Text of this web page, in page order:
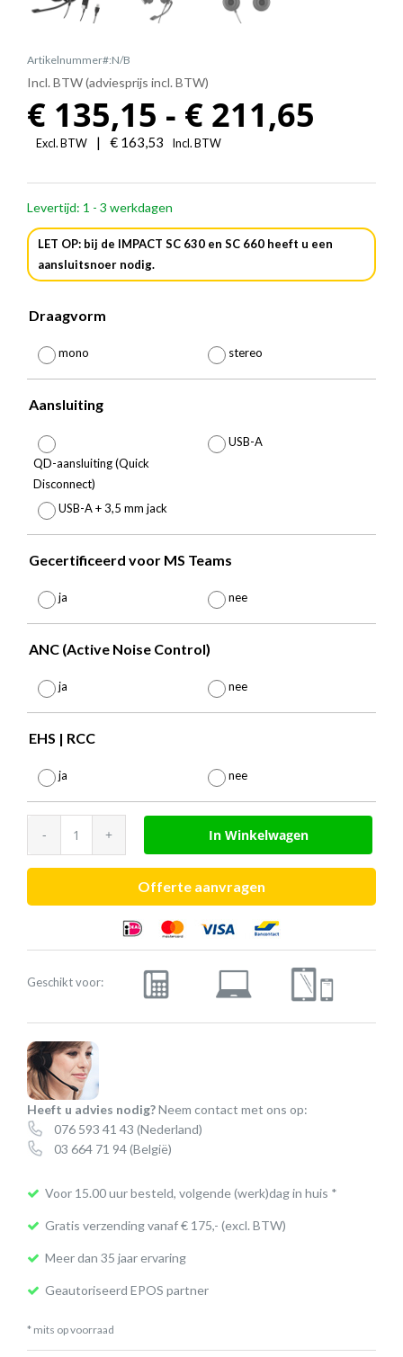
Artikelnummer#:N/B
Incl. BTW (adviesprijs incl. BTW)
€ 135,15 - € 211,65
tot
Excl. BTW | € 163,53 Incl. BTW
Levertijd: 1 - 3 werkdagen
LET OP: bij de IMPACT SC 630 en SC 660 heeft u een
aansluitsnoer nodig.
Draagvorm
mono stereo
Aansluiting
QD-aansluiting (Quick
Disconnect)
USB-A
USB-A + 3,5 mm jack
Gecertificeerd voor MS Teams
ja nee
ANC (Active Noise Control)
ja nee
EHS | RCC
ja nee
IMPACT
serie
In Winkelwagen
Offerte aanvragen
Geschikt voor:
Heeft u advies nodig?Neem contact met ons op:
076 593 41 43 (Nederland)
03 664 71 94(België)
Voor 15.00 uur besteld, volgende (werk)dag in huis *
Gratis verzending vanaf € 175,- (excl. BTW)
Meer dan 35 jaar ervaring
Geautoriseerd EPOS partner
* mits op voorraad